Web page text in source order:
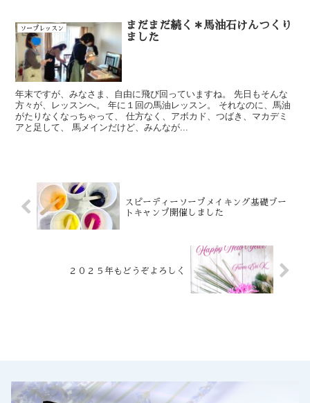
ソープレッスン
まだまだ続く＊馬油石けんつくり
ました
年末ですが、みなさま、自由に飛び回っていますね。 先日もそんな
方々が、レッスンへ。 年に１回の馬油レッスン。 それなのに、馬油
がたりなくなっちゃって、 仕方なく、アボカド、つばき、マカデミ
アと足して、 馬メインだけど、みんなが...
スピーディーソープメイキング基礎ブー
トキャンプ開催しました
２０２５年もどうぞよろしく